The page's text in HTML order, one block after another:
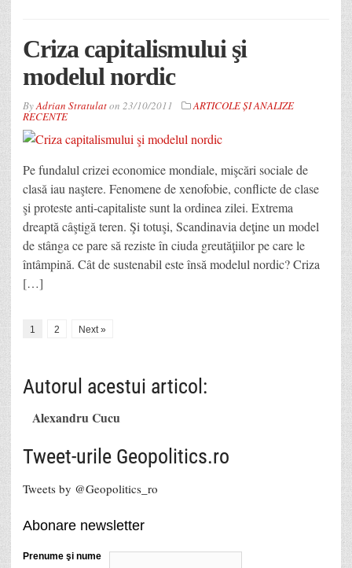
Criza capitalismului şi
modelul nordic
ByAdrian Stratulaton 23/10/2011 ARTICOLE ȘI ANALIZE
RECENTE
Pe fundalul crizei economice mondiale, mişcări sociale de
clasă iau naştere. Fenomene de xenofobie, conflicte de clase
şi proteste anti-capitaliste sunt la ordinea zilei. Extrema
dreaptă câştigă teren. Şi totuşi, Scandinavia deţine un model
de stânga ce pare să reziste în ciuda greutăţiilor pe care le
întâmpină. Cât de sustenabil este însă modelul nordic? Criza
[…]
1 2 Next »
Autorul acestui articol:
Alexandru Cucu
Tweet-urile Geopolitics.ro
Tweets by @Geopolitics_ro
Abonare newsletter
Prenume şi nume